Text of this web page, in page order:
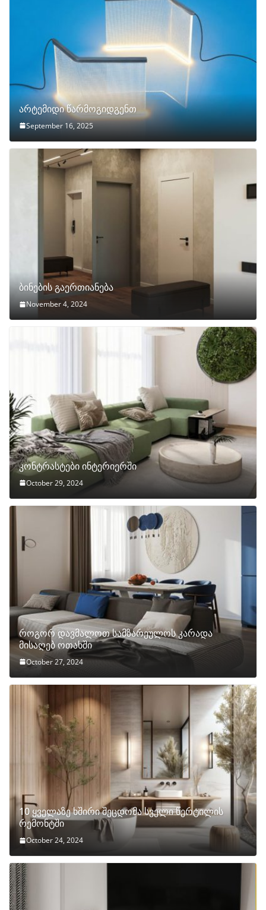
არტემიდი წარმოგიდგენთ
September 16, 2025
ბინების გაერთიანება
November 4, 2024
კონტრასტები ინტერიერში
October 29, 2024
როგორ დავმალოთ სამზარეულოს კარადა
მისაღებ ოთახში
October 27, 2024
10 ყველაზე ხშირი შეცდომა სველი წერტილის
რემონტში
October 24, 2024